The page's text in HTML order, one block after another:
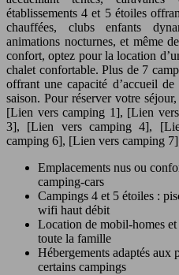
établissements 4 et 5 étoiles
chauffées, clubs enfants
animations nocturnes, et même
confort, optez pour la location
chalet confortable. Plus de 7
offrant une capacité d’accueil
saison. Pour réserver votre
[Lien vers camping 1], [Lien
3], [Lien vers camping 4],
camping 6], [Lien vers camping
Emplacements nus ou
camping-cars
Campings 4 et 5 étoiles :
wifi haut débit
Location de mobil-homes
toute la famille
Hébergements adaptés aux
certains campings